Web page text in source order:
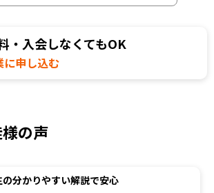
・入会しなくてもOK
に申し込む
の声
分かりやすい解説で安心